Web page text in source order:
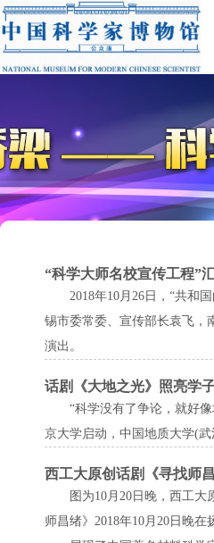
“科学大师名校宣传工程”
2018年10月26日，“共和
锡市委常委、宣传部长袁飞，
演出。
话剧《大地之光》照亮学
“科学没有了争论，就好
京大学启动，中国地质大学(
西工大原创话剧《寻找师
图为10月20日晚，西工
师昌绪》2018年10月20日晚